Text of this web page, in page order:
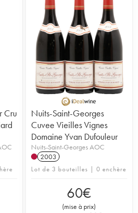
Cru
Nuits-Saint-Georges
Cuvee Vieilles Vignes
Domaine Yvan Dufouleur
Nuits-Saint-Georges AOC
2003
Lot de 3 bouteilles | 0 enchère
60€
(mise à prix)